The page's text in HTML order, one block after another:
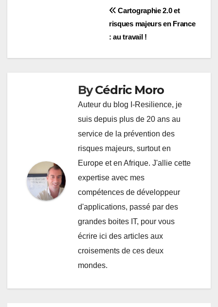
l’article
Cartographie 2.0 et
risques majeurs en France
: au travail !
ByCédric Moro
Auteur du blog I-Resilience, je
suis depuis plus de 20 ans au
service de la prévention des
risques majeurs, surtout en
Europe et en Afrique. J'allie cette
expertise avec mes
compétences de développeur
d'applications, passé par des
grandes boites IT, pour vous
écrire ici des articles aux
croisements de ces deux
mondes.